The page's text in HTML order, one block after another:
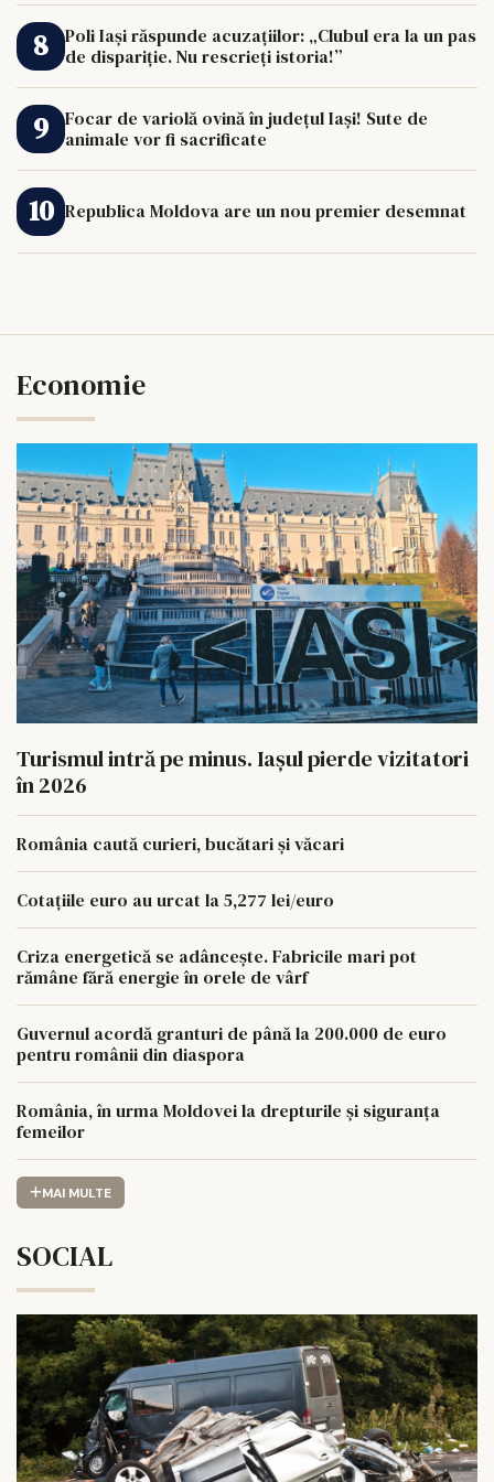
Poli Iași răspunde acuzațiilor: „Clubul era la un pas
de dispariție. Nu rescrieți istoria!”
Focar de variolă ovină în județul Iași! Sute de
animale vor fi sacrificate
Republica Moldova are un nou premier desemnat
Economie
Turismul intră pe minus. Iașul pierde vizitatori
în 2026
România caută curieri, bucătari și văcari
Cotațiile euro au urcat la 5,277 lei/euro
Criza energetică se adâncește. Fabricile mari pot
rămâne fără energie în orele de vârf
Guvernul acordă granturi de până la 200.000 de euro
pentru românii din diaspora
România, în urma Moldovei la drepturile și siguranța
femeilor
MAI MULTE
SOCIAL